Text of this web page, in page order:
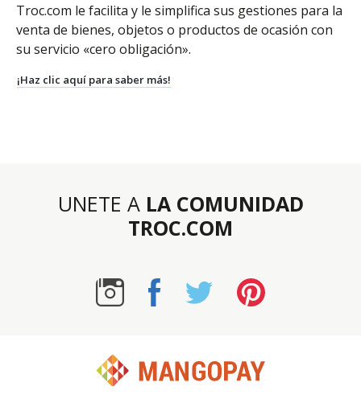
Troc.com le facilita y le simplifica sus gestiones para la
venta de bienes, objetos o productos de ocasión con
su servicio «cero obligación».
¡Haz clic aquí para saber más!
UNETE A LA COMUNIDAD
TROC.COM